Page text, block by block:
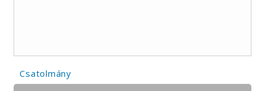
Csatolmány